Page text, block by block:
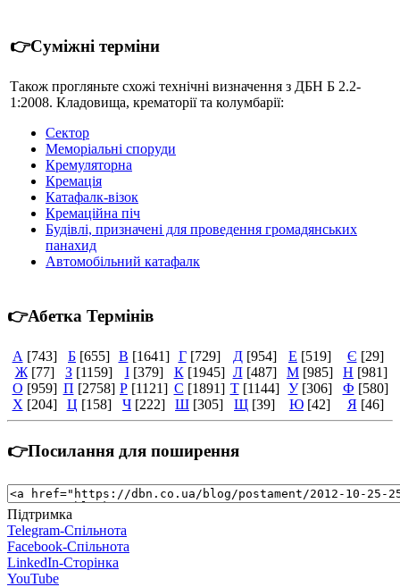
👉Суміжні терміни
Також прогляньте схожі технічні визначення з ДБН Б 2.2-
1:2008. Кладовища, крематорії та колумбарії:
Сектор
Меморіальні споруди
Кремуляторна
Кремація
Катафалк-візок
Кремаційна піч
Будівлі, призначені для проведення громадянських
панахид
Автомобільний катафалк
👉Абетка Термінів
А [743] Б [655] В [1641] Г [729] Д [954] Е [519] Є [29]
Ж [77] З [1159] І [379] К [1945] Л [487] М [985] Н [981]
О [959] П [2758] Р [1121] С [1891] Т [1144] У [306] Ф [580]
Х [204] Ц [158] Ч [222] Ш [305] Щ [39] Ю [42] Я [46]
👉Посилання для поширення
Підтримка
Telegram-Спільнота
Facebook-Спільнота
LinkedIn-Сторінка
YouTube